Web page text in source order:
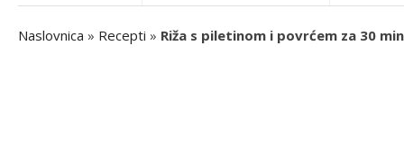
Naslovnica » Recepti » Riža s piletinom i povrćem za 30